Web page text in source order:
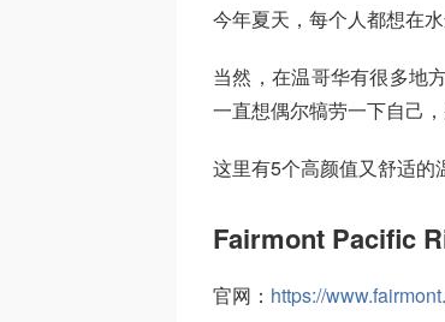
今年夏天，每个人都想在
当然，在温哥华有很多地
一直想偶尔犒劳一下自己
这里有5个高颜值又舒适的
Fairmont Pacific
官网： https://